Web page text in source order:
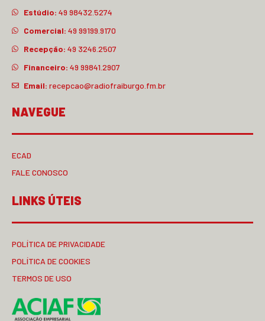
Estúdio: 49 98432.5274
Comercial: 49 99199.9170
Recepção: 49 3246.2507
Financeiro: 49 99841.2907
Email: recepcao@radiofraiburgo.fm.br
NAVEGUE
ECAD
FALE CONOSCO
LINKS ÚTEIS
POLÍTICA DE PRIVACIDADE
POLÍTICA DE COOKIES
TERMOS DE USO